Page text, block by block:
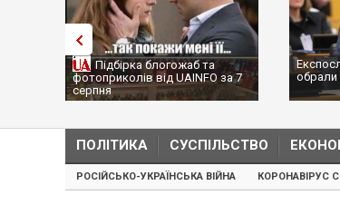
Підбірка блогожаб та
фотоприколів від UAINFO за 7
серпня
обрали
ПОЛІТИКА СУСПІЛЬСТВО
РОСІЙСЬКО-УКРАЇНСЬКА ВІЙНА КОРОНАВІРУС